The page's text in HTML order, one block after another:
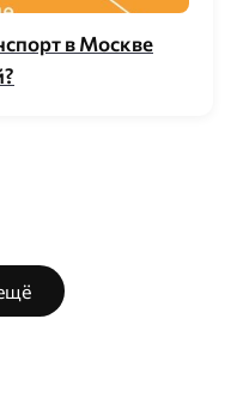
в Москве